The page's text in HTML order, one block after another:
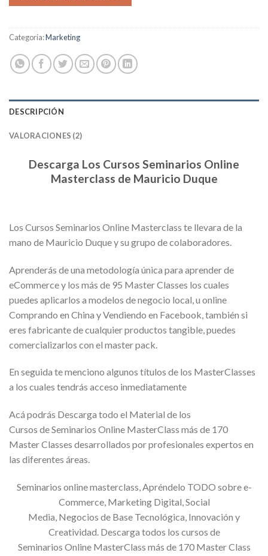
Categoría:Marketing
DESCRIPCIÓN
VALORACIONES (2)
Descarga Los Cursos Seminarios Online
Masterclass de Mauricio Duque
Los Cursos Seminarios Online Masterclass te llevara de la
mano de Mauricio Duque y su grupo de colaboradores.
Aprenderás de una metodología única para aprender de
eCommerce y los más de 95 Master Classes los cuales
puedes aplicarlos a modelos de negocio local, u online
Comprando en China y Vendiendo en Facebook, también si
eres fabricante de cualquier productos tangible, puedes
comercializarlos con el master pack.
En seguida te menciono algunos títulos de los MasterClasses
a los cuales tendrás acceso inmediatamente
Acá podrás Descarga todo el Material de los
Cursos de Seminarios Online MasterClass más de 170
Master Classes desarrollados por profesionales expertos en
las diferentes áreas.
Seminarios online masterclass, Apréndelo TODO sobre e-
Commerce, Marketing Digital, Social
Media, Negocios de Base Tecnológica, Innovación y
Creatividad. Descarga todos los cursos de
Seminarios Online MasterClass más de 170 Master Class